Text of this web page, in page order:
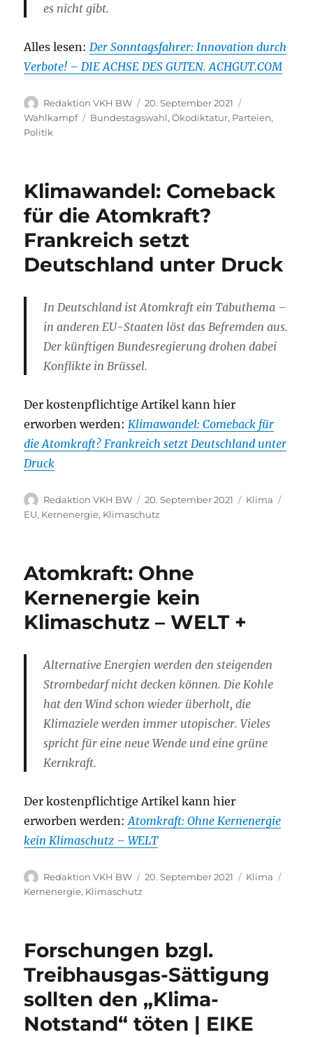
es nicht gibt.
Alles lesen: Der Sonntagsfahrer: Innovation durch
Verbote! – DIE ACHSE DES GUTEN. ACHGUT.COM
Autor
Redaktion VKH BW
Veröffentlicht
am
20. September 2021
Wahlkampf
Schlagwörter
Bundestagswahl,Ökodiktatur, Parteien,
Politik
Klimawandel: Comeback
für die Atomkraft?
Frankreich setzt
Deutschland unter Druck
In Deutschland ist Atomkraft ein Tabuthema –
in anderen EU-Staaten löst das Befremden aus.
Der künftigen Bundesregierung drohen dabei
Konflikte in Brüssel.
Der kostenpflichtige Artikel kann hier
erworben werden: Klimawandel: Comeback für
die Atomkraft? Frankreich setzt Deutschland unter
Druck
Autor
Redaktion VKH BW
Veröffentlicht
am
20. September 2021 Kategorien
Klima
EU, Kernenergie, Klimaschutz
Atomkraft: Ohne
Kernenergie kein
Klimaschutz – WELT +
Alternative Energien werden den steigenden
Strombedarf nicht decken können. Die Kohle
hat den Wind schon wieder überholt, die
Klimaziele werden immer utopischer. Vieles
spricht für eine neue Wende und eine grüne
Kernkraft.
Der kostenpflichtige Artikel kann hier
erworben werden:Atomkraft: Ohne Kernenergie
kein Klimaschutz – WELT
Autor
Redaktion VKH BW
Veröffentlicht
20. September 2021 Kategorien
Klima
Kernenergie, Klimaschutz
Forschungen bzgl.
Treibhausgas-Sättigung
sollten den „Klima-
Notstand“ töten | EIKE